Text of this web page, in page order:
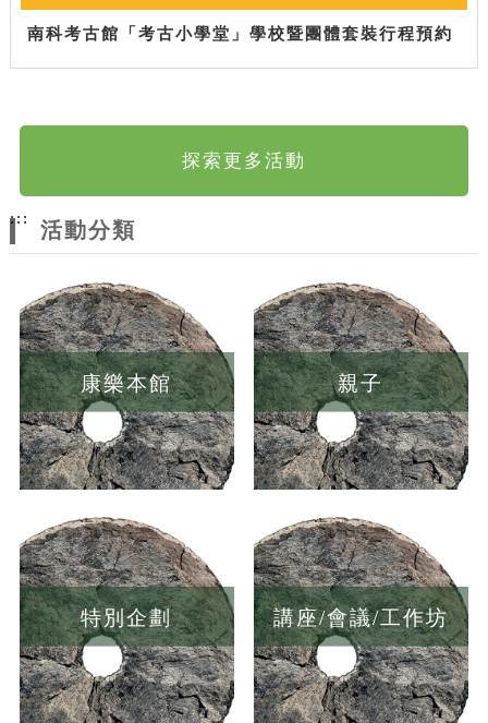
南科考古館「考古小學堂」學校暨團體套裝行程預約
探索更多活動
:::
活動分類
康樂本館 親子
特別企劃 講座/會議/工作坊